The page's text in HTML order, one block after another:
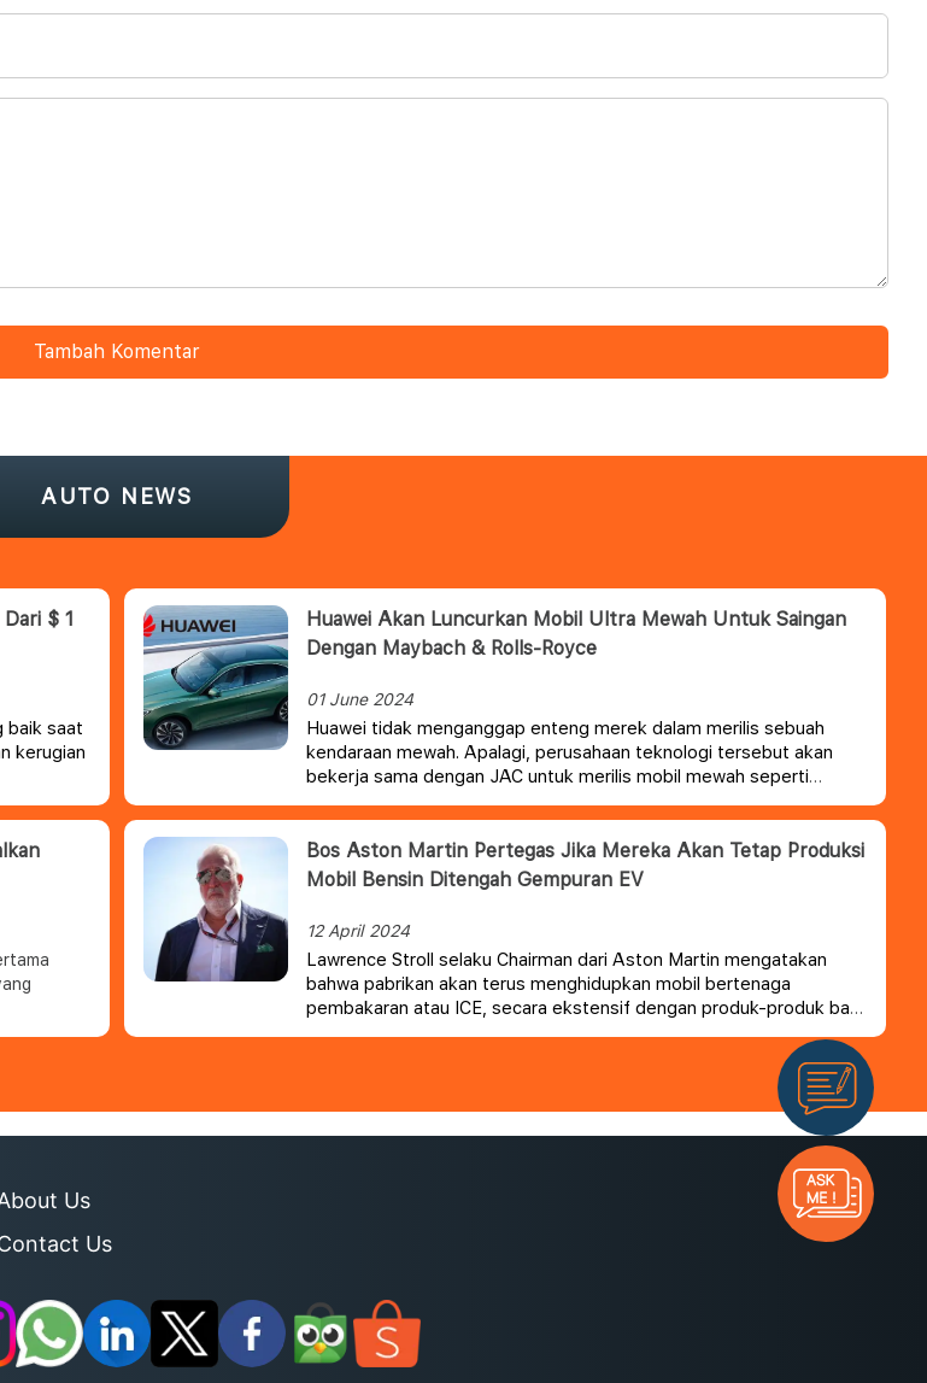
Tambah Komentar
AUTO NEWS
$ 1
baik saat
kerugian
Huawei Akan Luncurkan Mobil Ultra Mewah Untuk Saingan
Dengan Maybach & Rolls-Royce
01 June 2024
Huawei tidak menganggap enteng merek dalam merilis sebuah
kendaraan mewah. Apalagi, perusahaan teknologi tersebut akan
bekerja sama dengan JAC untuk merilis mobil mewah seperti
Maybach dan Rolls-Royce.
Bos Aston Martin Pertegas Jika Mereka Akan Tetap Produksi
Mobil Bensin Ditengah Gempuran EV
12 April 2024
Lawrence Stroll selaku Chairman dari Aston Martin mengatakan
bahwa pabrikan akan terus menghidupkan mobil bertenaga
pembakaran atau ICE, secara ekstensif dengan produk-produk baru
seperti DB12, Vantage yang diperbarui, dan DBX707.
Us
Us